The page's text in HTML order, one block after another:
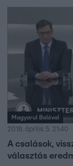
Magyarul Balóval
2018. április 5. 21:40
A csalások,
választás